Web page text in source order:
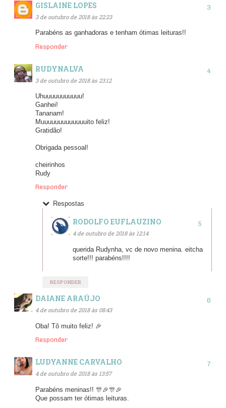
GISLAINE LOPES
3 de outubro de 2018 às 22:23
Parabéns as ganhadoras e tenham ótimas leituras!!
Responder
RUDYNALVA
3 de outubro de 2018 às 23:12
Uhuuuuuuuuuuu!
Ganhei!
Tananam!
Muuuuuuuuuuuuuito feliz!
Gratidão!
Obrigada pessoal!
cheirinhos
Rudy
Responder
Respostas
RODOLFO EUFLAUZINO
4 de outubro de 2018 às 12:14
querida Rudynha, vc de novo menina. eitcha
sorte!!! parabéns!!!!
RESPONDER
DAIANE ARAÚJO
4 de outubro de 2018 às 08:43
Oba! Tô muito feliz! 🎉
Responder
LUDYANNE CARVALHO
4 de outubro de 2018 às 13:57
Parabéns meninas!! 🎊🎉🎊🎉
Que possam ter ótimas leituras.